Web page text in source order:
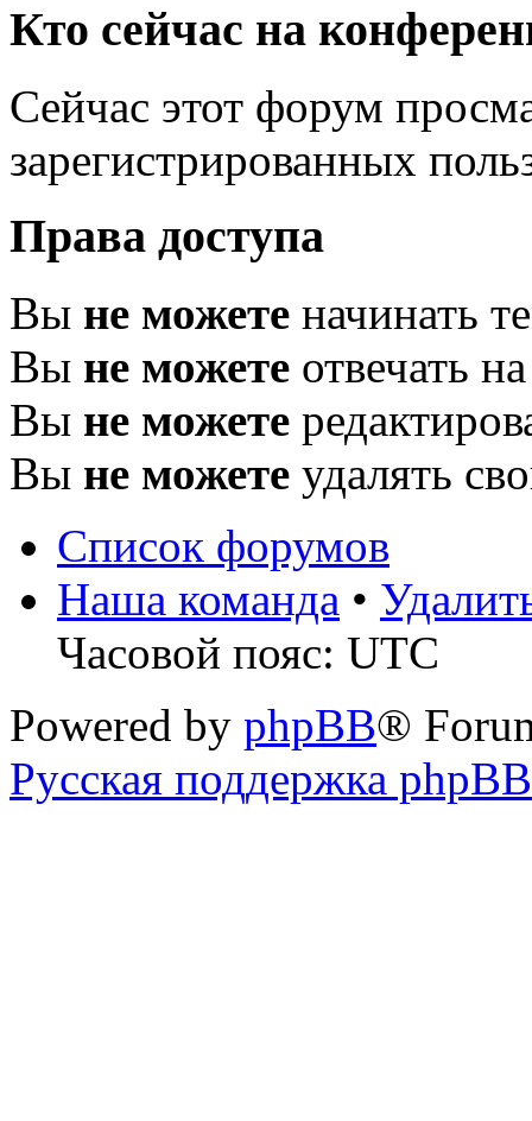
Кто сейчас на
Сейчас этот форум
зарегистрированных
Права доступа
Вы не можете начинать
Вы не можете отвечать
Вы не можете
Вы не можете удалять
Список форумов
Наша команда •
Часовой пояс: UTC
Powered by phpBB®
Русская поддержка phpBB